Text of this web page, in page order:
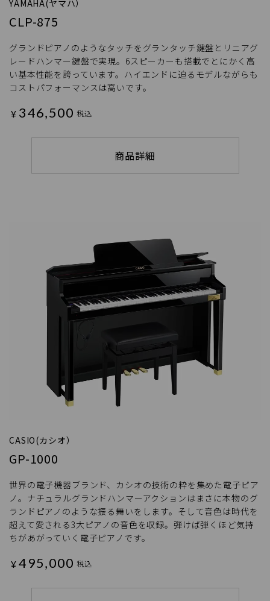
YAMAHA(ヤマハ）
CLP-875
グランドピアノのようなタッチをグランタッチ鍵盤とリニアグ
レードハンマー鍵盤で実現。6スピーカーも搭載でとにかく高
い基本性能を誇っています。ハイエンドに迫るモデルながらも
コストパフォーマンスは高いです。
¥ 346,500 税込
商品詳細
CASIO(カシオ）
GP-1000
世界の電子機器ブランド、カシオの技術の粋を集めた電子ピア
ノ。ナチュラルグランドハンマーアクションはまさに本物のグ
ランドピアノのような振る舞いをします。そして音色は時代を
超えて愛される3大ピアノの音色を収録。弾けば弾くほど気持
ちがあがっていく電子ピアノです。
¥ 495,000 税込